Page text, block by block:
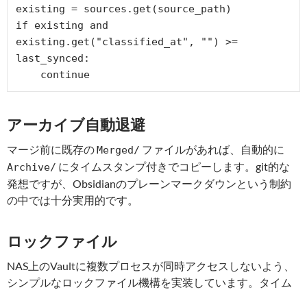
existing = sources.get(source_path)
if existing and
existing.get("classified_at", "") >=
last_synced:
アーカイブ自動退避
マージ前に既存のMerged/ ファイルがあれば、自動的に
Archive/ にタイムスタンプ付きでコピーします。git的な
発想ですが、Obsidianのプレーンマークダウンという制約
の中では十分実用的です。
ロックファイル
NAS上のVaultに複数プロセスが同時アクセスしないよう、
シンプルなロックファイル機構を実装しています。タイム